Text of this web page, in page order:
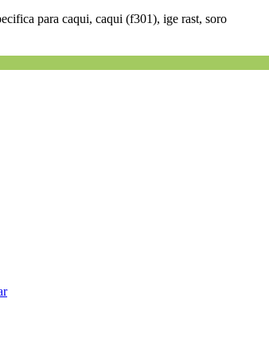
para caqui, caqui (f301), ige rast, soro